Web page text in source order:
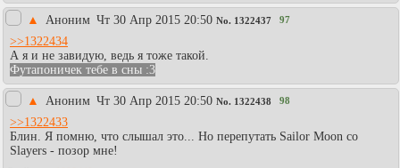
▲ Аноним Чт 30 Апр 2015 20:50 No. 1322437 97
>>1322434
А я и не завидую, ведь я тоже такой.
Футапоничек тебе в сны :3
▲ Аноним Чт 30 Апр 2015 20:50 No. 1322438 98
>>1322433
Блин. Я помню, что слышал это... Но перепутать Sailor Moon со
Slayers - позор мне!